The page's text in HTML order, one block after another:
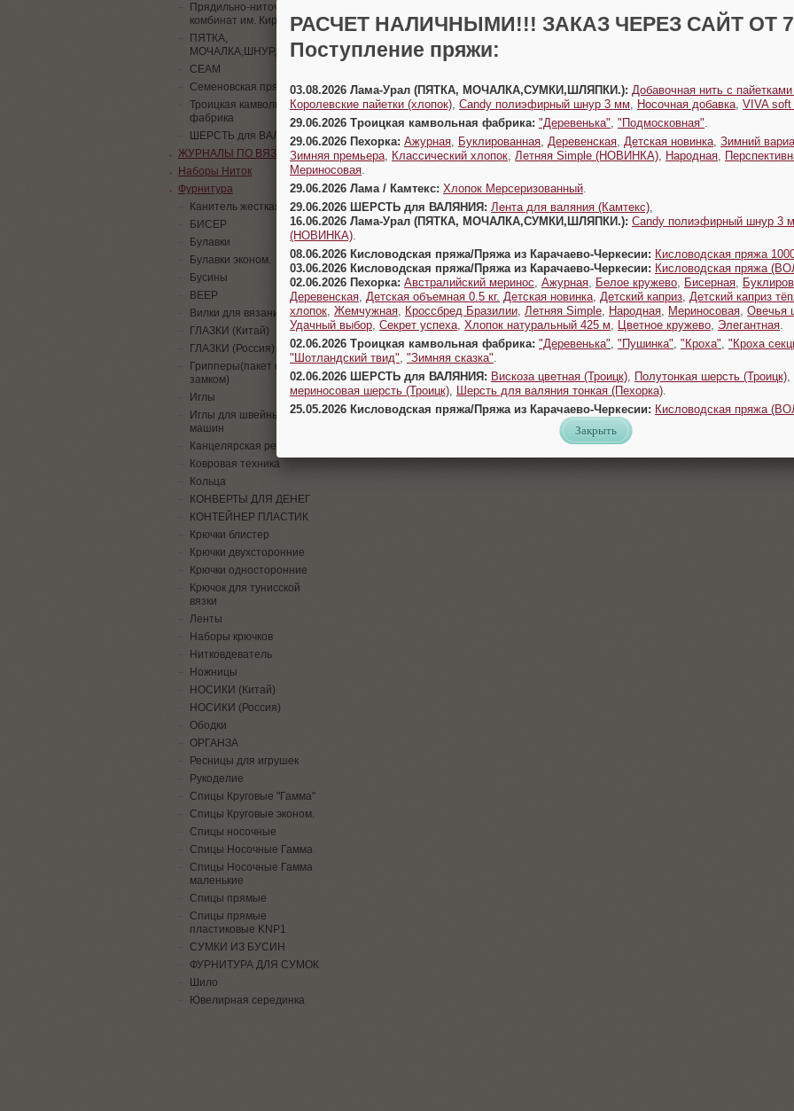
Прядильно-ниточный
комбинат им. Кирова
ПЯТКА,
МОЧАЛКА,ШНУР,ПАЙЕТКИ
СЕАМ
Семеновская пряжа
Троицкая камвольная
фабрика
ШЕРСТЬ для ВАЛЯНИЯ
ЖУРНАЛЫ ПО ВЯЗАНИЮ
Наборы Ниток
Фурнитура
Канитель жесткая
БИСЕР
Булавки
Булавки эконом.
Бусины
ВЕЕР
Вилки для вязания
ГЛАЗКИ (Китай)
ГЛАЗКИ (Россия)
Грипперы(пакет с
замком)
Иглы
Иглы для швейных
машин
Канцелярская резинка
Ковровая техника
Кольца
КОНВЕРТЫ ДЛЯ ДЕНЕГ
КОНТЕЙНЕР ПЛАСТИК
Крючки блистер
Крючки двухсторонние
Крючки односторонние
Крючок для тунисской
вязки
Ленты
Наборы крючков
Нитковдеватель
Ножницы
НОСИКИ (Китай)
НОСИКИ (Россия)
Ободки
ОРГАНЗА
Ресницы для игрушек
Рукоделие
Спицы Круговые "Гамма"
Спицы Круговые эконом.
Спицы носочные
Спицы Носочные Гамма
Спицы Носочные Гамма
маленькие
Спицы прямые
Спицы прямые
пластиковые KNP1
СУМКИ ИЗ БУСИН
ФУРНИТУРА ДЛЯ СУМОК
Шило
Ювелирная серединка
РАСЧЕТ НАЛИЧНЫМИ!!! ЗАКАЗ ЧЕРЕЗ САЙТ ОТ
Поступление пряжи:
03.08.2026 Лама-Урал (ПЯТКА, МОЧАЛКА,СУМКИ,ШЛЯПКИ.): Добавочная нить с
Королевские пайетки (хлопок) Candy полиэфирный шнур 3 мм Носочная добавка VIVA
29.06.2026 Троицкая камвольная фабрика: "Деревенька" "Подмосковная"
29.06.2026 Пехорка: Ажурная Буклированная Деревенская Детская новинка Зимний
Зимняя премьера
Классический хлопок Летняя Simple (НОВИНКА) Народная
Мериносовая
29.06.2026 Лама / Камтекс: Хлопок Мерсеризованный
29.06.2026 ШЕРСТЬ для ВАЛЯНИЯ: Лента для валяния (Камтекс)
16.06.2026 Лама-Урал (ПЯТКА, МОЧАЛКА,СУМКИ,ШЛЯПКИ.): Candy полиэфирный шнур 3
(НОВИНКА)
08.06.2026 Кисловодская пряжа/Пряжа из Карачаево-Черкесии: Кисловодская пряжа
03.06.2026 Кисловодская пряжа/Пряжа из Карачаево-Черкесии: Кисловодская пряжа
02.06.2026 Пехорка: Австралийский меринос Ажурная Белое кружево Бисерная
Деревенская Детская объемная 0.5 кг. Детская новинка Детский каприз Детский каприз
хлопок Жемчужная Кроссбред Бразилии Летняя Simple Народная Мериносовая Овечья
Удачный выбор Секрет успеха Хлопок натуральный 425 м Цветное кружево Элегантная
02.06.2026 Троицкая камвольная фабрика: "Деревенька" "Пушинка" "Кроха" "Кроха
"Шотландский твид" "Зимняя сказка"
02.06.2026 ШЕРСТЬ для ВАЛЯНИЯ: Вискоза цветная (Троицк) Полутонкая шерсть (Троицк)
мериносовая шерсть (Троицк)
Шерсть для валяния тонкая (Пехорка)
25.05.2026 Кисловодская пряжа/Пряжа из Карачаево-Черкесии: Кисловодская пряжа
Закрыть